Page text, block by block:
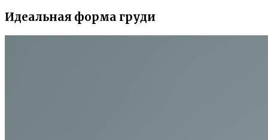
Идеальная форма груди